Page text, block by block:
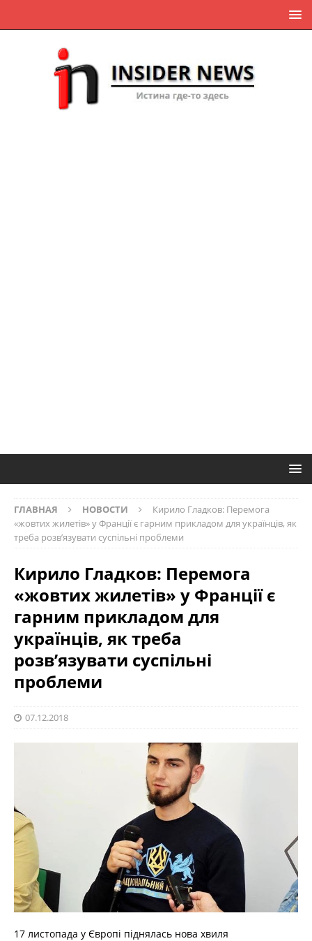
ГЛАВНАЯ НОВОСТИ
Кирило Гладков: Перемога
«жовтих жилетів» у Франції є гарним прикладом для українців, як
треба розв’язувати суспільні проблеми
Кирило Гладков: Перемога
«жовтих жилетів» у Франції є
гарним прикладом для
українців, як треба
розв’язувати суспільні
проблеми
07.12.2018
17 листопада у Європі піднялась нова хвиля